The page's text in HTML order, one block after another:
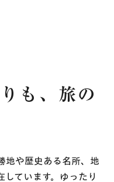
も、旅の
地や歴史ある名所、地
ています。ゆったり